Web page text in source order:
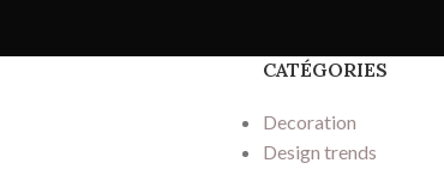
CATÉGORIES
Decoration
Design trends